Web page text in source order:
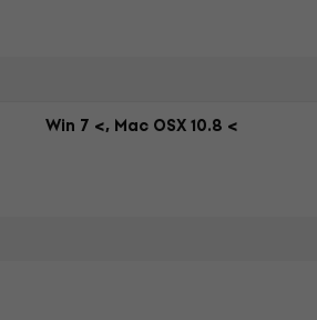
Win 7 <, Mac OSX 10.8 <